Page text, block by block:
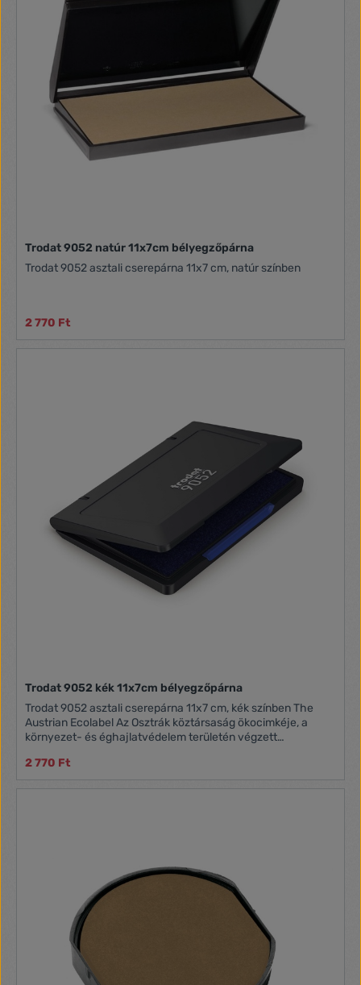
Trodat 9052 natúr 11x7cm bélyegzőpárna
Trodat 9052 asztali cserepárna 11x7 cm, natúr színben
2 770 Ft
Trodat 9052 kék 11x7cm bélyegzőpárna
Trodat 9052 asztali cserepárna 11x7 cm, kék színben The
Austrian Ecolabel Az Osztrák köztársaság ökocimkéje, a
környezet- és éghajlatvédelem területén végzett
2 770 Ft